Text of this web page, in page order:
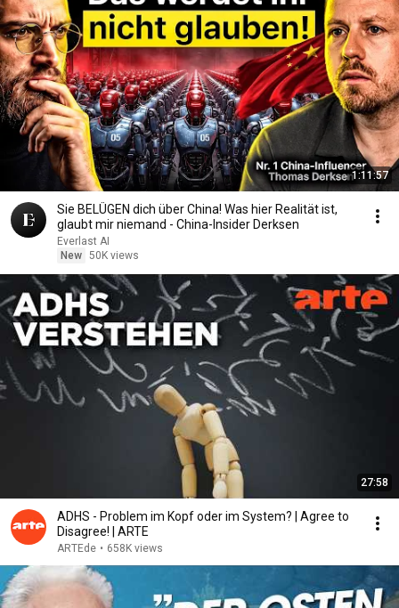
1:11:57
Sie BELÜGEN dich über China! Was hier Realität ist,
glaubt mir niemand - China-Insider Derksen
Everlast AI
New 50K views
27:58
ADHS - Problem im Kopf oder im System? | Agree to
Disagree! | ARTE
ARTEde • 658K views